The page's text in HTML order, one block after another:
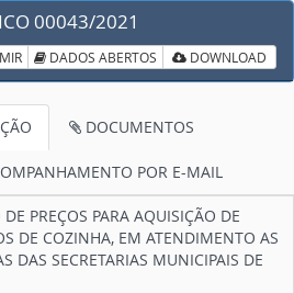
00043/2021
DADOS ABERTOS DOWNLOAD
DOCUMENTOS
POR E-MAIL
DE PREÇOS PARA AQUISIÇÃO DE
DE COZINHA, EM ATENDIMENTO AS
DAS SECRETARIAS MUNICIPAIS DE